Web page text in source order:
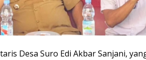
Desa Suro Edi Akbar Sanjani,